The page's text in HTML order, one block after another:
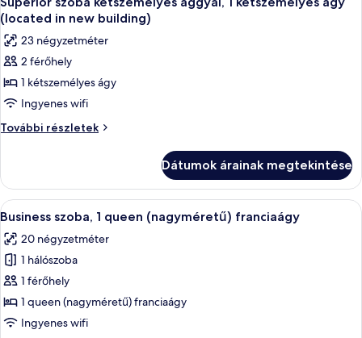
következő
szoba
összes
képének
megtekintése:
Superior
szoba
1
kétszemélyes
ágy
(located
in
new
building)
(located in new building)
23 négyzetméter
2 férőhely
1 kétszemélyes ágy
Ingyenes wifi
További részletek
Superior
1
kétszemélyes
ágy
in
new
building)
további
részletei
Dátumok árainak megtekintése
A
következő
szoba
összes
képének
megtekintése:
Business
Egy modern szállodai szoba,
6
Business szoba, 1 queen (nagyméretű) franciaágy
20 négyzetméter
1 hálószoba
1 férőhely
1 queen (nagyméretű) franciaágy
Ingyenes wifi